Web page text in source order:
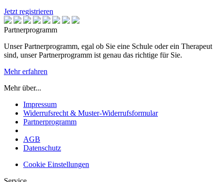
Jetzt registrieren
Partnerprogramm
Unser Partnerprogramm, egal ob Sie eine Schule oder ein Therapeut
sind, unser Partnerprogramm ist genau das richtige für Sie.
Mehr erfahren
Mehr über...
Impressum
Widerrufsrecht & Muster-Widerrufsformular
Partnerprogramm
AGB
Datenschutz
Cookie Einstellungen